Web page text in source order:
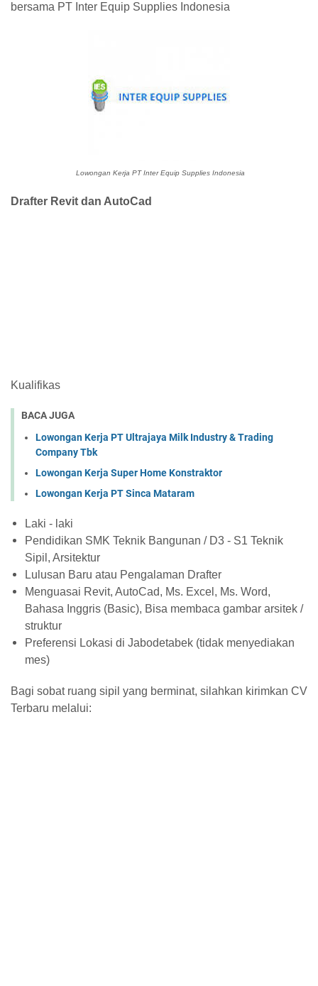
bersama PT Inter Equip Supplies Indonesia
Lowongan Kerja PT Inter Equip Supplies Indonesia
Drafter Revit dan AutoCad
Kualifikas
BACA JUGA
Lowongan Kerja PT Ultrajaya Milk Industry & Trading
Company Tbk
Lowongan Kerja Super Home Konstraktor
Lowongan Kerja PT Sinca Mataram
Laki - laki
Pendidikan SMK Teknik Bangunan / D3 - S1 Teknik
Sipil, Arsitektur
Lulusan Baru atau Pengalaman Drafter
Menguasai Revit, AutoCad, Ms. Excel, Ms. Word,
Bahasa Inggris (Basic), Bisa membaca gambar arsitek /
struktur
Preferensi Lokasi di Jabodetabek (tidak menyediakan
mes)
Bagi sobat ruang sipil yang berminat, silahkan kirimkan CV
Terbaru melalui: